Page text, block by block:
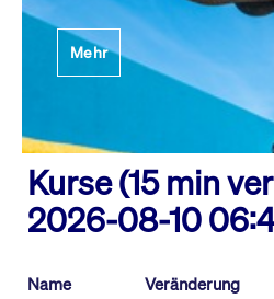
Mehr
Kurse (15 min
2026-08-10
Name Veränderung